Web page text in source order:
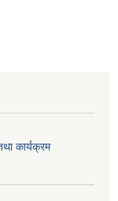
कार्यक्रम